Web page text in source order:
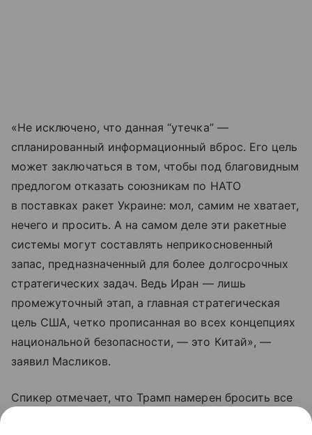
«Не исключено, что данная “утечка” —
спланированный информационный вброс. Его цель
может заключаться в том, чтобы под благовидным
предлогом отказать союзникам по НАТО
в поставках ракет Украине: мол, самим не хватает,
нечего и просить. А на самом деле эти ракетные
системы могут составлять неприкосновенный
запас, предназначенный для более долгосрочных
стратегических задач. Ведь Иран — лишь
промежуточный этап, а главная стратегическая
цель США, четко прописанная во всех концепциях
национальной безопасности, — это Китай», —
заявил Масликов.
Спикер отмечает, что Трамп намерен бросить все